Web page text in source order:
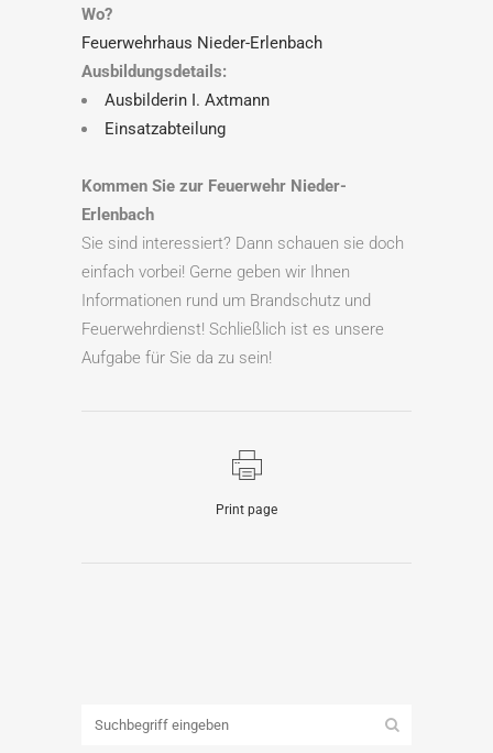
Wo?
Feuerwehrhaus Nieder-Erlenbach
Ausbildungsdetails:
Ausbilderin I. Axtmann
Einsatzabteilung
Kommen Sie zur Feuerwehr Nieder-
Erlenbach
Sie sind interessiert? Dann schauen sie doch
einfach vorbei! Gerne geben wir Ihnen
Informationen rund um Brandschutz und
Feuerwehrdienst! Schließlich ist es unsere
Aufgabe für Sie da zu sein!
Print page